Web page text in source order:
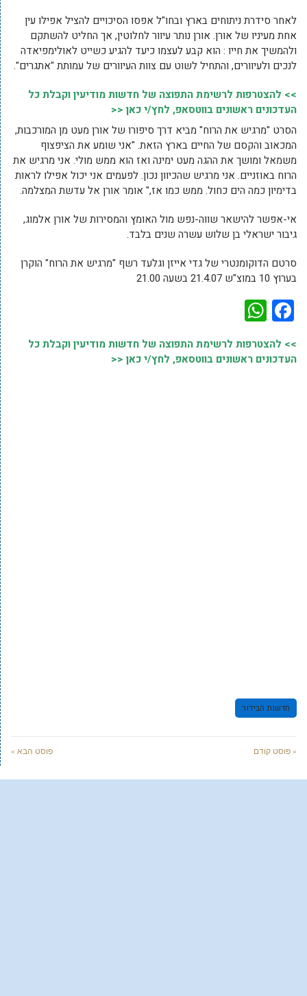
לאחר סידרת ניתוחים בארץ ובחו"ל אפסו הסיכויים להציל אפילו עין
אחת מעיניו של אורן. אורן נותר עיוור לחלוטין, אך החליט להשתקם
ולהמשיך את חייו : הוא קבע לעצמו כיעד להגיע כשייט לאולימפיאדה
לנכים ולעיוורים, והתחיל לשוט עם צוות העיוורים של עמותת "אתגרים".
>> להצטרפות לרשימת התפוצה של חדשות מודיעין וקבלת כל
העדכונים ראשונים בווטסאפ, לחץ/י כאן <<
הסרט "מרגיש את הרוח" מביא דרך סיפורו של אורן מעט מן המורכבות,
המכאוב והקסם של החיים בארץ הזאת. "אני שומע את הציפצוף
משמאל ומושך את ההגה מעט ימינה ואז הוא ממש מולי. אני מרגיש את
הרוח באוזניים. אני מרגיש שהכיוון נכון. לפעמים אני יכול אפילו לראות
בדימיון כמה הים כחול. ממש כמו אז," אומר אורן אל עדשת המצלמה.
אי-אפשר להישאר שווה-נפש מול האומץ והמסירות של אורן אלמוג,
גיבור ישראלי בן שלוש עשרה שנים בלבד.
סרטם הדוקומנטרי של גדי אייזן וגלעד רשף "מרגיש את הרוח" הוקרן
בערוץ 10 במוצ"ש 21.4.07 בשעה 21.00
Facebook
>> להצטרפות לרשימת התפוצה של חדשות מודיעין וקבלת כל
העדכונים ראשונים בווטסאפ, לחץ/י כאן <<
חדשות הבידור
« פוסט קודם פוסט הבא »